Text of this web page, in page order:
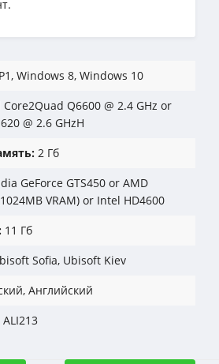
Windows 8, Windows 10
Q6600 @ 2.4 GHz or
@ 2.6 GHzH
2 Гб
GeForce GTS450 or AMD
VRAM) or Intel HD4600
11 Гб
Sofia, Ubisoft Kiev
Английский